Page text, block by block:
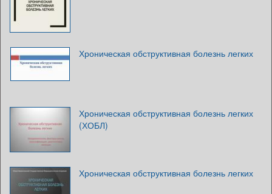
Хроническая обструктивная болезнь легких
Хроническая обструктивная болезнь легких
(ХОБЛ)
Хроническая обструктивная болезнь легких